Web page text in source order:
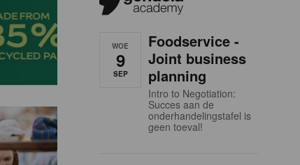
WOE
9
SEP
Foodservice -
Joint business
planning
Intro to Negotiation:
Succes aan de
onderhandelingstafel is
geen toeval!